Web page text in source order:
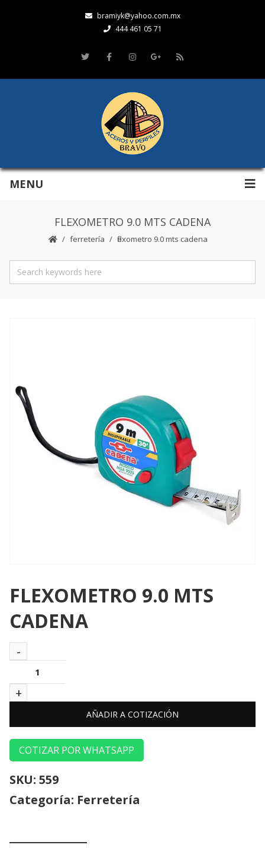
bramiyk@yahoo.com.mx
444 461 05 71
MENU
FLEXOMETRO 9.0 MTS CADENA
ferretería flexometro 9.0 mts cadena
FLEXOMETRO 9.0 MTS
CADENA
AÑADIR A COTIZACIÓN
COTIZAR POR WHATSAPP
SKU: 559
Categoría: Ferretería